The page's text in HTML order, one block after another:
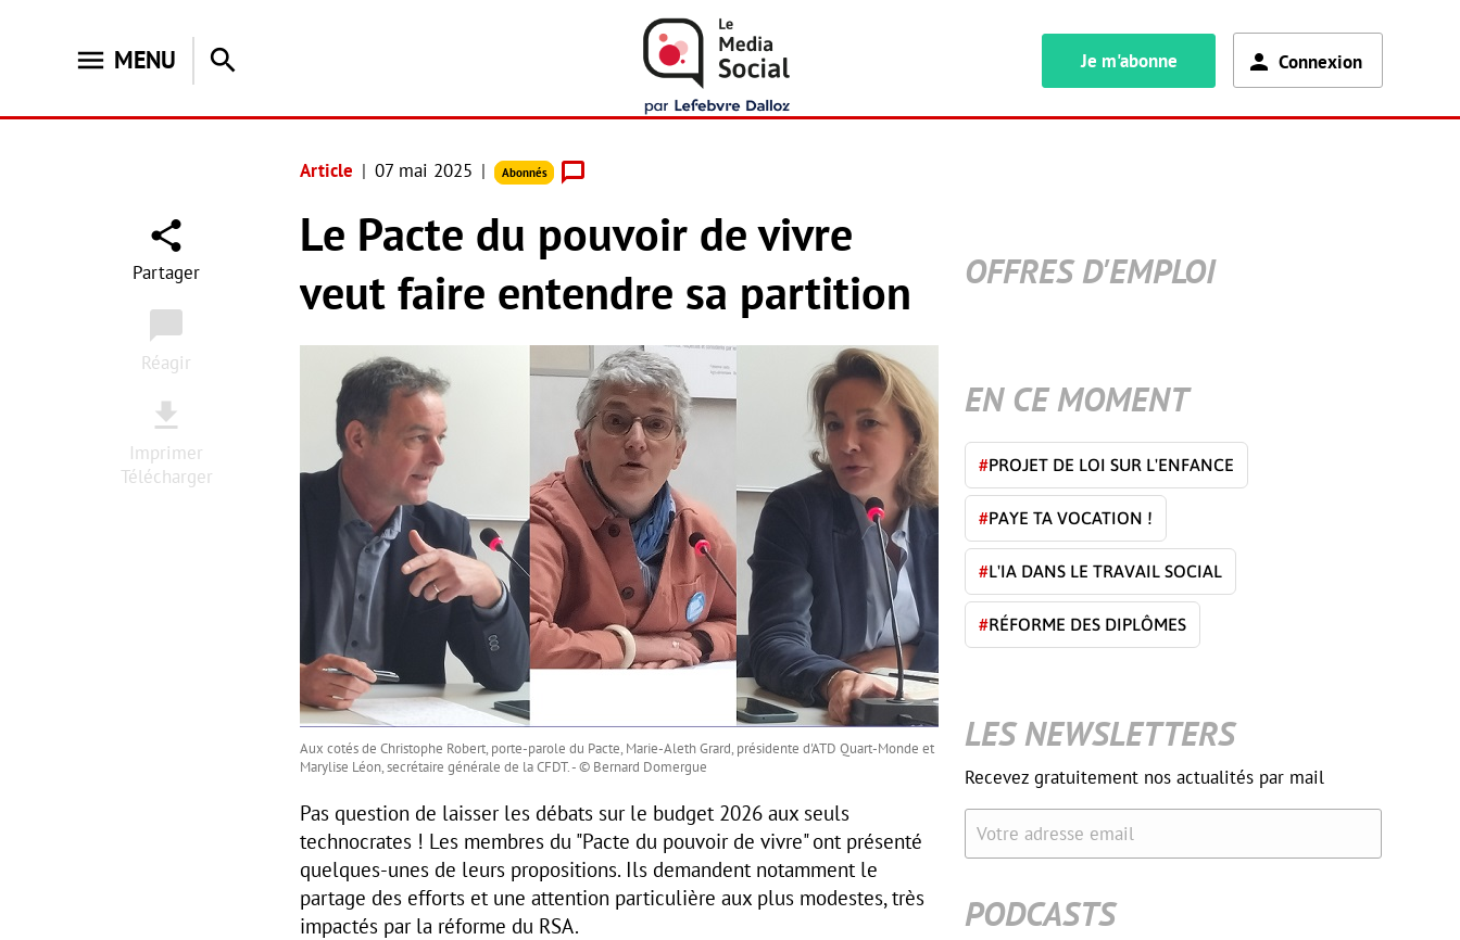
menu MENU search Je m'abonne Connexion
Article 07 mai 2025 Abonnés
Partager
Réagir
Imprimer
Télécharger
Le Pacte du pouvoir de vivre
veut faire entendre sa partition
Aux cotés de Christophe Robert, porte-parole du Pacte, Marie-Aleth Grard, présidente d'ATD Quart-Monde et
Marylise Léon, secrétaire générale de la CFDT. - © Bernard Domergue
Pas question de laisser les débats sur le budget 2026 aux seuls
technocrates ! Les membres du "Pacte du pouvoir de vivre" ont présenté
quelques-unes de leurs propositions. Ils demandent notamment le
partage des efforts et une attention particulière aux plus modestes, très
impactés par la réforme du RSA.
OFFRES D'EMPLOI
EN CE MOMENT
#PROJET DE LOI SUR L'ENFANCE
#PAYE TA VOCATION !
#L'IA DANS LE TRAVAIL SOCIAL
#RÉFORME DES DIPLÔMES
LES NEWSLETTERS
Recevez gratuitement nos actualités par mail
Votre adresse email
PODCASTS